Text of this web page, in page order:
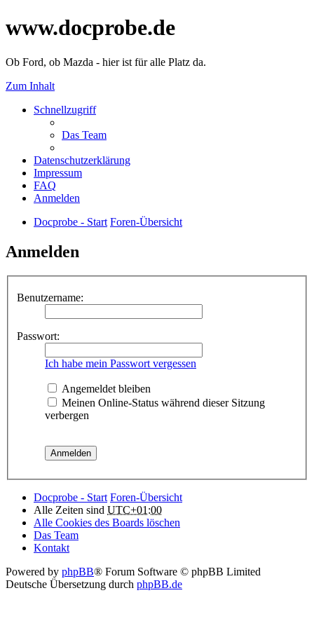
www.docprobe.de
Ob Ford, ob Mazda - hier ist für alle Platz da.
Zum Inhalt
Schnellzugriff
Das Team
Datenschutzerklärung
Impressum
FAQ
Anmelden
Docprobe - Start Foren-Übersicht
Anmelden
Benutzername:
Passwort:
Ich habe mein Passwort vergessen
Angemeldet bleiben
Meinen Online-Status während dieser Sitzung
verbergen
Docprobe - Start Foren-Übersicht
Alle Zeiten sind UTC+01:00
Alle Cookies des Boards löschen
Das Team
Kontakt
Powered by phpBB® Forum Software © phpBB Limited
Deutsche Übersetzung durch phpBB.de